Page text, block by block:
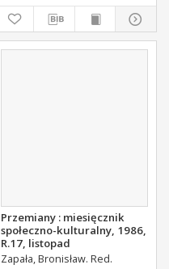
Nakoneczna, Ewa
Przemiany : miesięcznik
społeczno-kulturalny, 1986,
R.17, listopad
Zapała, Bronisław. Red.